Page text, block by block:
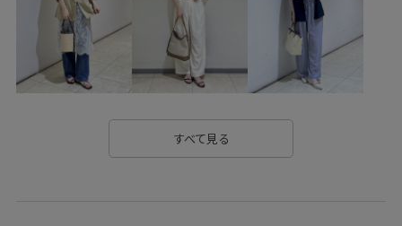
クーポン対象商品 グラフィックT コントラスト
サステナブル サンダル シンプル
シンプルなトップス ジャケット スタイルアップ
ドライ パール ビジュー
すべて見る